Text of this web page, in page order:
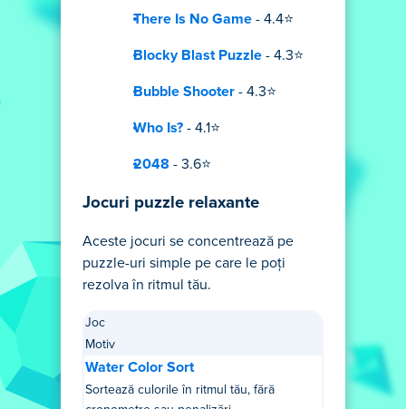
There Is No Game - 4.4⭐
Blocky Blast Puzzle - 4.3⭐
Bubble Shooter - 4.3⭐
Who Is? - 4.1⭐
2048 - 3.6⭐
Jocuri puzzle relaxante
Aceste jocuri se concentrează pe
puzzle-uri simple pe care le poți
rezolva în ritmul tău.
Joc
Motiv
Water Color Sort
Sortează culorile în ritmul tău, fără